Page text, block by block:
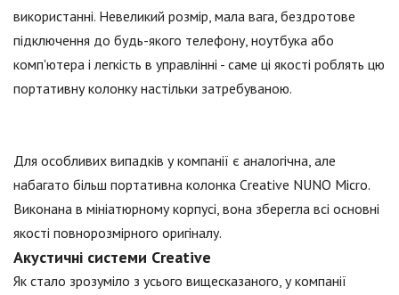
використанні. Невеликий розмір, мала вага, бездротове
підключення до будь-якого телефону, ноутбука або
комп'ютера і легкість в управлінні - саме ці якості роблять цю
портативну колонку настільки затребуваною.
Для особливих випадків у компанії є аналогічна, але
набагато більш портативна колонка Creative NUNO Micro.
Виконана в мініатюрному корпусі, вона зберегла всі основні
якості повнорозмірного оригіналу.
Акустичні системи Creative
Як стало зрозуміло з усього вищесказаного, у компанії